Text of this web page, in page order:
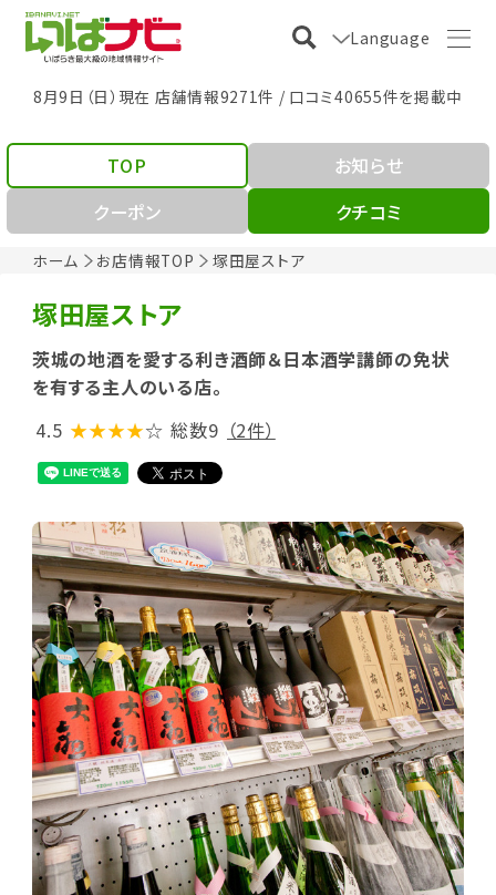
Language
8月9日（日）現在 店舗情報9271件 / 口コミ40655件を掲載中
ホーム お店情報TOP 塚田屋ストア
TOP
お知らせ
クーポン
クチコミ
塚田屋ストア
茨城の地酒を愛する利き酒師＆日本酒学講師の免状
を有する主人のいる店。
4.5 ★★★★☆ 総数9 （2件）